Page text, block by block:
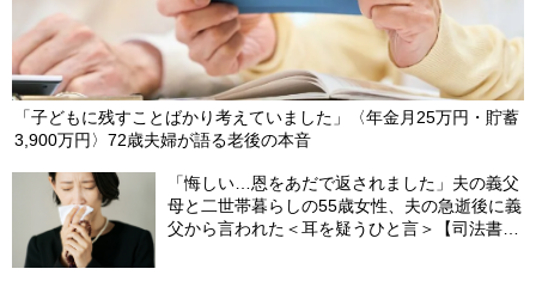
「子どもに残すことばかり考えていました」〈年金月25万円・貯蓄
3,900万円〉72歳夫婦が語る老後の本音
「悔しい…恩をあだで返されました」夫の義父
母と二世帯暮らしの55歳女性、夫の急逝後に義
父から言われた＜耳を疑うひと言＞【司法書士